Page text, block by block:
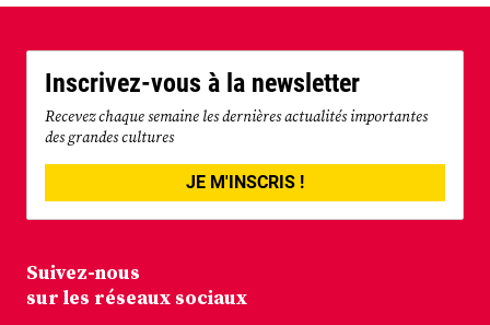
Inscrivez-vous à la newsletter
Recevez chaque semaine les dernières actualités importantes
des grandes cultures
JE M'INSCRIS !
Suivez-nous
sur les réseaux sociaux